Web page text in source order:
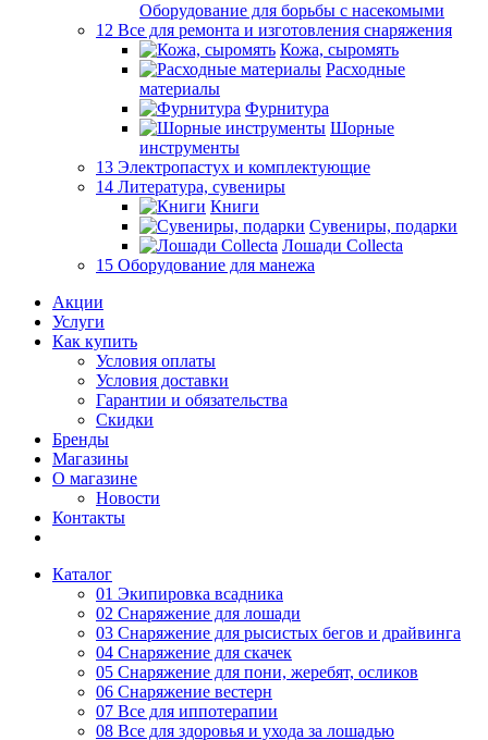
Оборудование для борьбы с насекомыми
12 Все для ремонта и изготовления снаряжения
Кожа, сыромять
Расходные
материалы
Фурнитура
Шорные
инструменты
13 Электропастух и комплектующие
14 Литература, сувениры
Книги
Сувениры, подарки
Лошади Collecta
15 Оборудование для манежа
Акции
Услуги
Как купить
Условия оплаты
Условия доставки
Гарантии и обязательства
Скидки
Бренды
Магазины
О магазине
Новости
Контакты
Каталог
01 Экипировка всадника
02 Снаряжение для лошади
03 Снаряжение для рысистых бегов и драйвинга
04 Снаряжение для скачек
05 Снаряжение для пони, жеребят, осликов
06 Снаряжение вестерн
07 Все для иппотерапии
08 Все для здоровья и ухода за лошадью